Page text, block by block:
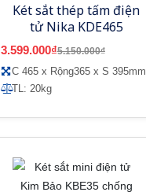
Két sắt thép tấm điện
tử Nika KDE465
3.599.000₫5.150.000₫
C 465 x Rộng365 x S 395mm
TL: 20kg